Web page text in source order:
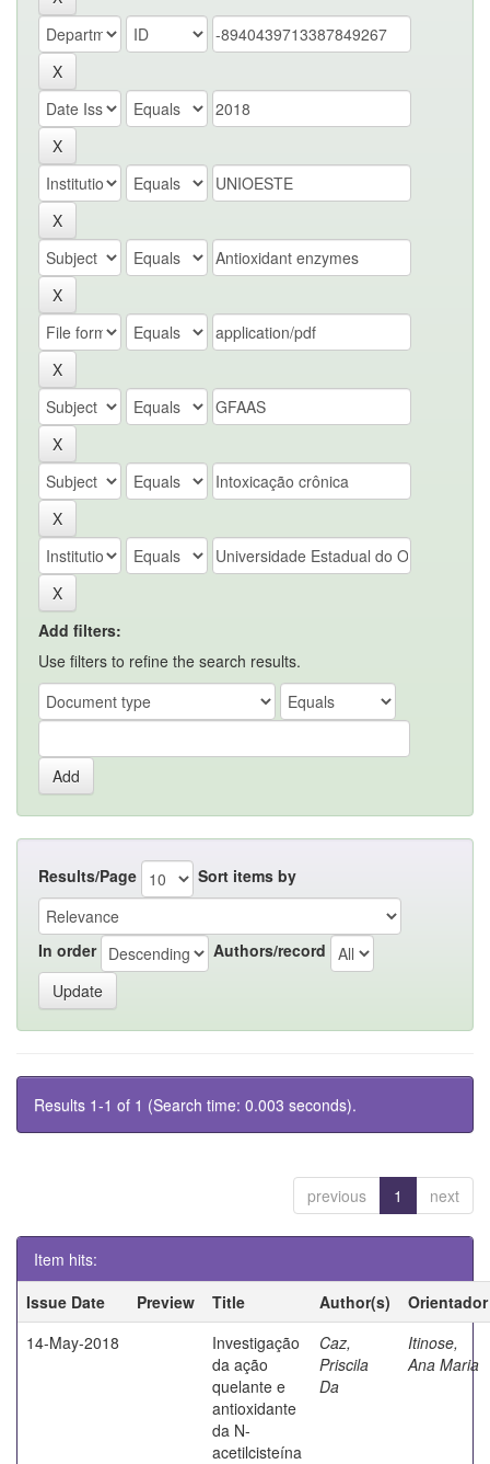
Add filters:
Use filters to refine the search results.
Results/Page Sort items by
In order Authors/record
Results 1-1 of 1 (Search time: 0.003 seconds).
previous 1 next
Item hits:
Issue Date
Preview Title Author(s)
Orientador
14-May-2018
Investigação
da ação
quelante e
antioxidante
da N-
acetilcisteína
Caz,
Priscila
Da
Itinose,
Ana Maria